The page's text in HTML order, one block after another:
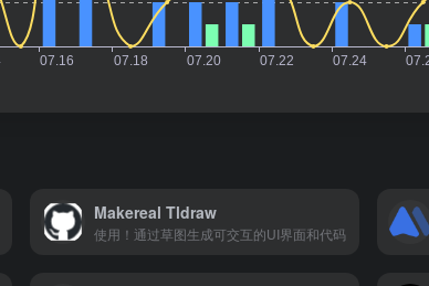
Makereal Tldraw
使用！通过草图生成可交互的UI界面和代码